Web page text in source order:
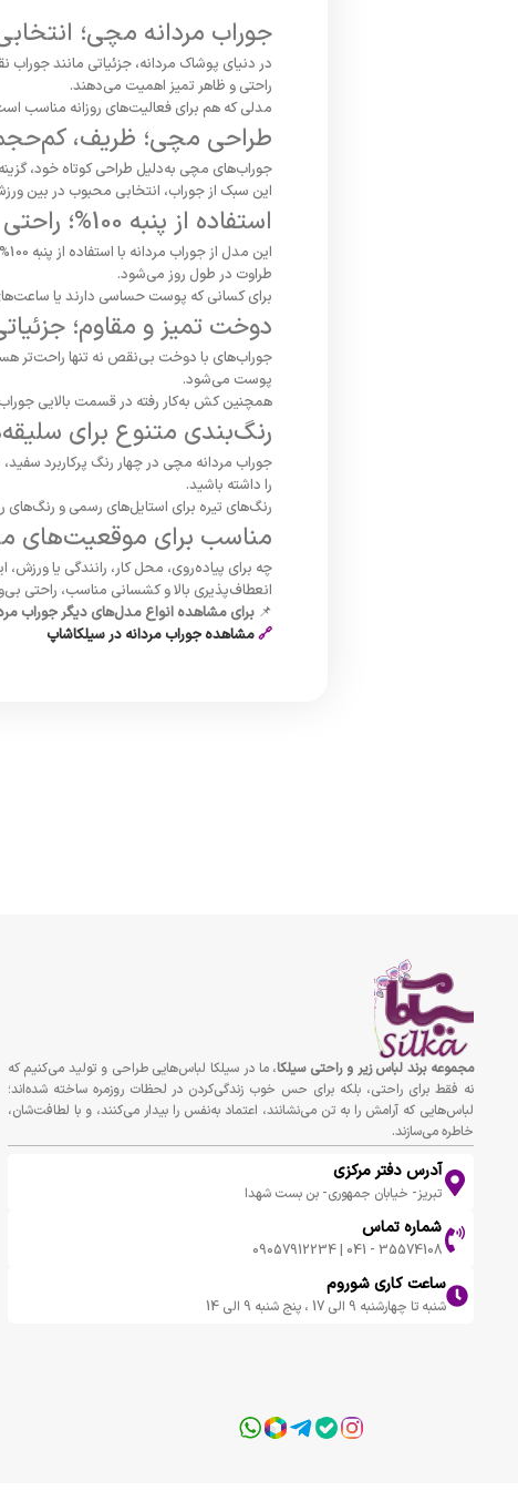
جوراب مردانه مچی؛
در دنیای پوشاک مردانه، جزئیاتی مانند
راحتی و ظاهر تمیز اهمیت می‌دهند.
مدلی که هم برای فعالیت‌های روزانه مناسب
طراحی مچی؛ ظریف، کم‌حجم
جوراب‌های مچی به‌دلیل طراحی کوتاه خود،
این سبک از جوراب، انتخابی محبوب در بین
استفاده از پنبه 100%؛ راحتی بی‌رقیب برای تمام روز
طراوت در طول روز می‌شود.
برای کسانی که پوست حساسی دارند یا
دوخت تمیز و مقاوم؛
جوراب‌های با دوخت بی‌نقص نه تنها راحت‌تر
پوست می‌شود.
همچنین کش به‌کار رفته در قسمت بالایی
رنگ‌بندی متنوع برای
جوراب مردانه مچی در چهار رنگ پرکاربرد
را داشته باشید.
رنگ‌های تیره برای استایل‌های رسمی و رنگ‌های
مناسب برای موقعیت‌های
چه برای پیاده‌روی، محل کار، رانندگی یا
انعطاف‌پذیری بالا و کشسانی مناسب، راحتی
📌 برای مشاهده انواع مدل‌های دیگر جوراب
🔗مشاهده جوراب مردانه در سیلکاشاپ
مجموعه برند لباس زير و راحتى سيلكا، ما در سیلکا لباس‌هایی طراحی و تولید می‌کنیم که
نه فقط برای راحتی، بلکه برای حس خوب زندگی‌کردن در لحظات روزمره ساخته شده‌اند؛
لباس‌هایی که آرامش را به تن می‌نشانند، اعتماد به‌نفس را بیدار می‌کنند، و با لطافت‌شان،
خاطره می‌سازند.
آدرس دفتر مرکزی
تبریز- خیابان جمهوری- بن بست شهدا
شماره تماس
35574108 - 041 | 09057912234
ساعت کاری شوروم
شنبه تا چهارشنبه 9 الی 17 ، پنج شنبه 9 الی 14